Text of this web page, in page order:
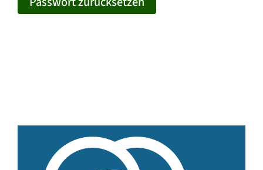
Produkte nach Saison
Weitere Verkaufsstellen